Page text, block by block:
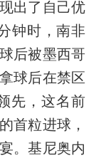
出了自己优
钟时，南非
后被墨西哥
球后在禁区
先，这名前
首粒进球，
。基尼奥内